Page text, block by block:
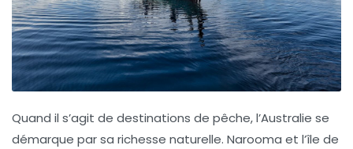
Quand il s’agit de destinations de pêche, l’Australie se
démarque par sa richesse naturelle. Narooma et l’île de